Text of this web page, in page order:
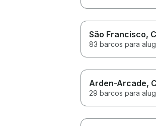
São Francisco,
83 barcos para
Arden-Arcade,
29 barcos para